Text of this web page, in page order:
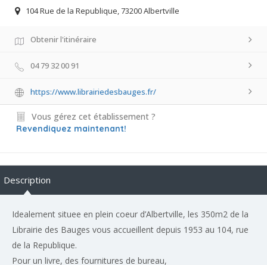
104 Rue de la Republique, 73200 Albertville
Obtenir l'itinéraire
04 79 32 00 91
https://www.librairiedesbauges.fr/
Vous gérez cet établissement ?
Revendiquez maintenant!
Description
Idealement situee en plein coeur d’Albertville, les 350m2 de la
Librairie des Bauges vous accueillent depuis 1953 au 104, rue
de la Republique.
Pour un livre, des fournitures de bureau,